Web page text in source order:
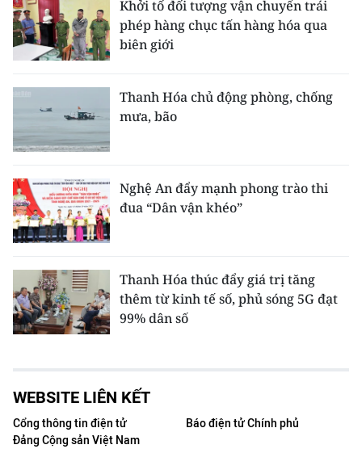
Khởi tố đối tượng vận chuyển trái
phép hàng chục tấn hàng hóa qua
biên giới
Thanh Hóa chủ động phòng, chống
mưa, bão
Nghệ An đẩy mạnh phong trào thi
đua “Dân vận khéo”
Thanh Hóa thúc đẩy giá trị tăng
thêm từ kinh tế số, phủ sóng 5G đạt
99% dân số
WEBSITE LIÊN KẾT
Cổng thông tin điện tử
Đảng Cộng sản Việt Nam
Báo điện tử Chính phủ